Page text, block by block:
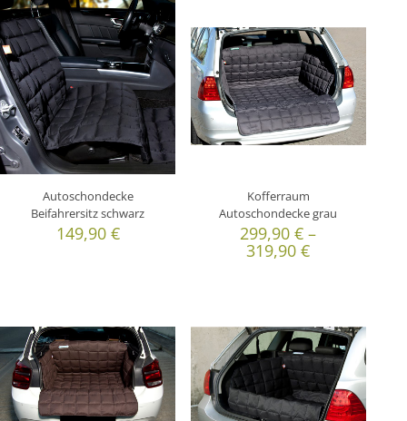
Autoschondecke
Beifahrersitz schwarz
149,90 €
Kofferraum
Autoschondecke grau
299,90€ –
319,90€